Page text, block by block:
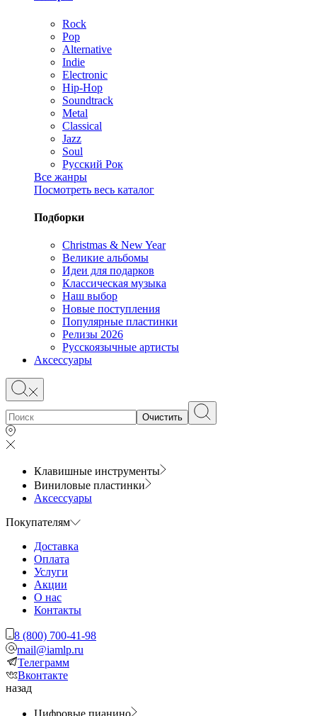
Rock
Pop
Alternative
Indie
Electronic
Hip-Hop
Soundtrack
Metal
Classical
Jazz
Soul
Русский Рок
Все жанры
Посмотреть весь каталог
Подборки
Christmas & New Year
Великие альбомы
Идеи для подарков
Классическая музыка
Наш выбор
Новые поступления
Популярные пластинки
Релизы 2026
Русскоязычные артисты
Аксессуары
Очистить
Клавишные инструменты
Виниловые пластинки
Аксессуары
Покупателям
Доставка
Оплата
Услуги
Акции
О нас
Контакты
8 (800) 700-41-98
mail@iamlp.ru
Телеграмм
Вконтакте
назад
Цифровые пианино